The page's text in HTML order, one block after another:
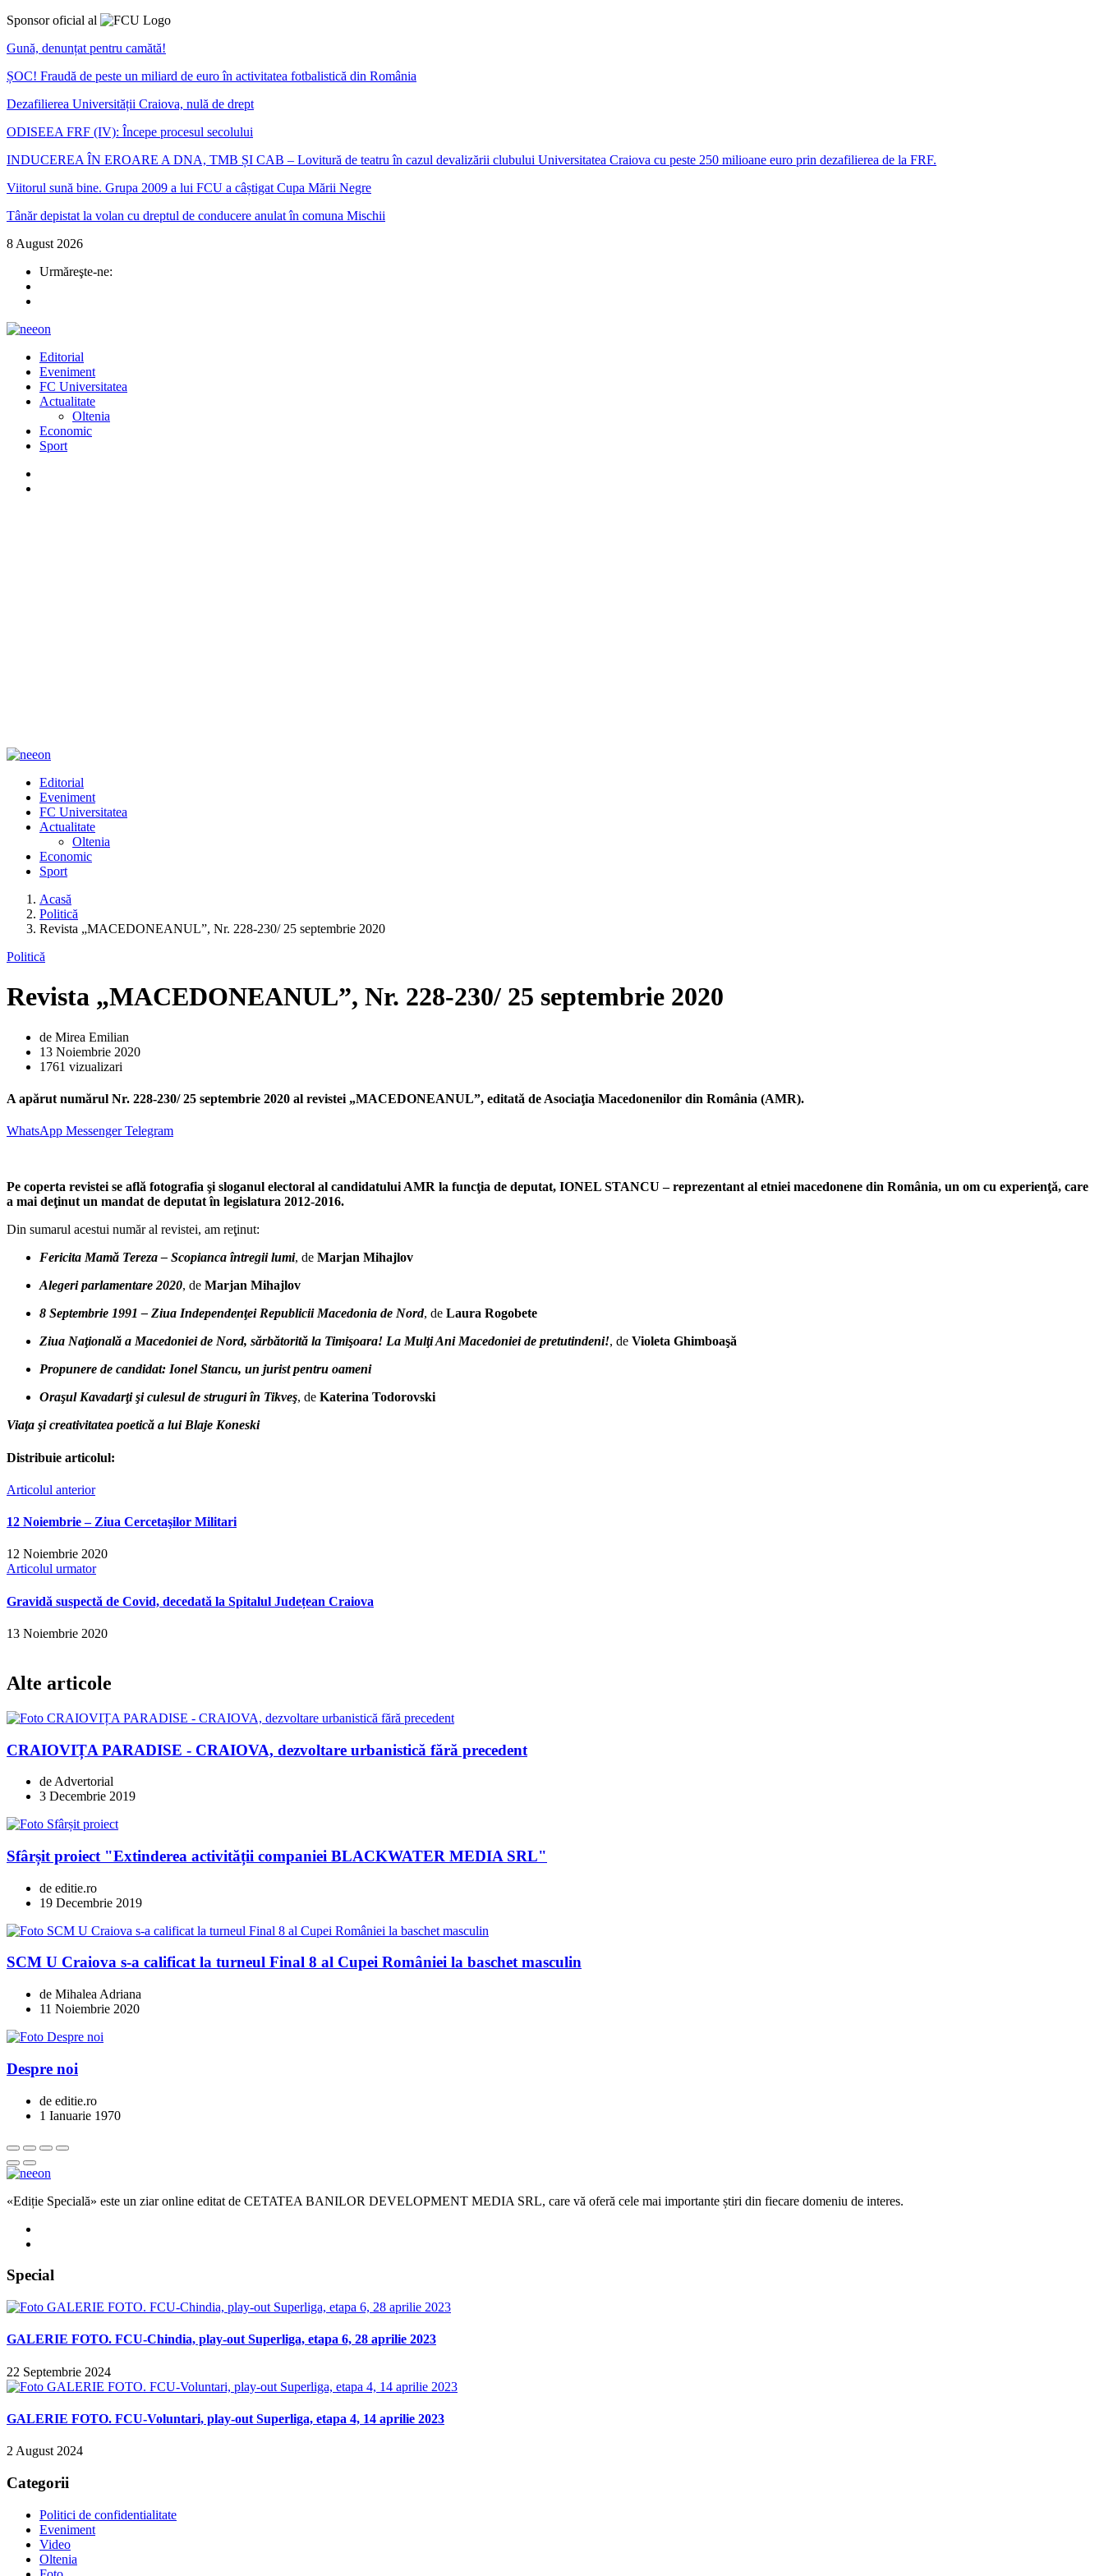
Sponsor oficial al
Gună, denunțat pentru camătă!
ȘOC! Fraudă de peste un miliard de euro în activitatea fotbalistică din România
Dezafilierea Universității Craiova, nulă de drept
ODISEEA FRF (IV): Începe procesul secolului
INDUCEREA ÎN EROARE A DNA, TMB ȘI CAB – Lovitură de teatru în cazul devalizării clubului Universitatea Craiova cu peste 250 milioane euro prin dezafilierea de la FRF.
Viitorul sună bine. Grupa 2009 a lui FCU a câștigat Cupa Mării Negre
Tânăr depistat la volan cu dreptul de conducere anulat în comuna Mischii
8 August 2026
Urmăreşte-ne:
Editorial
Eveniment
FC Universitatea
Actualitate
Oltenia
Economic
Sport
Editorial
Eveniment
FC Universitatea
Actualitate
Oltenia
Economic
Sport
Acasă
Politică
Revista „MACEDONEANUL”, Nr. 228-230/ 25 septembrie 2020
Politică
Revista „MACEDONEANUL”, Nr. 228-230/ 25 septembrie 2020
de Mirea Emilian
13 Noiembrie 2020
1761 vizualizari
A apărut numărul Nr. 228-230/ 25 septembrie 2020 al revistei „MACEDONEANUL”, editată de Asociaţia Macedonenilor din România (AMR).
WhatsApp MessengerTelegram
Pe coperta revistei se află fotografia şi sloganul electoral al candidatului AMR la funcţia de deputat, IONEL STANCU – reprezentant al etniei macedonene din România, un om cu experienţă, care
a mai deţinut un mandat de deputat în legislatura 2012-2016.
Din sumarul acestui număr al revistei, am reţinut:
Fericita Mamă Tereza – Scopianca întregii lumi, de Marjan Mihajlov
Alegeri parlamentare 2020, de Marjan Mihajlov
8 Septembrie 1991 – Ziua Independenţei Republicii Macedonia de Nord, de Laura Rogobete
Ziua Naţională a Macedoniei de Nord, sărbătorită la Timişoara! La Mulţi Ani Macedoniei de pretutindeni!, de Violeta Ghimboaşă
Propunere de candidat: Ionel Stancu, un jurist pentru oameni
Oraşul Kavadarţi şi culesul de struguri în Tikveş, de Katerina Todorovski
Viaţa şi creativitatea poetică a lui Blaje Koneski
Distribuie articolul:
Articolul anterior
12 Noiembrie – Ziua Cercetaşilor Militari
12 Noiembrie 2020
Articolul urmator
Gravidă suspectă de Covid, decedată la Spitalul Județean Craiova
13 Noiembrie 2020
Alte articole
CRAIOVIȚA PARADISE - CRAIOVA, dezvoltare urbanistică fără precedent
de Advertorial
3 Decembrie 2019
Sfârșit proiect "Extinderea activității companiei BLACKWATER MEDIA SRL"
de editie.ro
19 Decembrie 2019
SCM U Craiova s-a calificat la turneul Final 8 al Cupei României la baschet masculin
de Mihalea Adriana
11 Noiembrie 2020
Despre noi
de editie.ro
1 Ianuarie 1970
«Ediție Specială» este un ziar online editat de CETATEA BANILOR DEVELOPMENT MEDIA SRL, care vă oferă cele mai importante știri din fiecare domeniu de interes.
Special
GALERIE FOTO. FCU-Chindia, play-out Superliga, etapa 6, 28 aprilie 2023
22 Septembrie 2024
GALERIE FOTO. FCU-Voluntari, play-out Superliga, etapa 4, 14 aprilie 2023
2 August 2024
Categorii
Politici de confidentialitate
Eveniment
Video
Oltenia